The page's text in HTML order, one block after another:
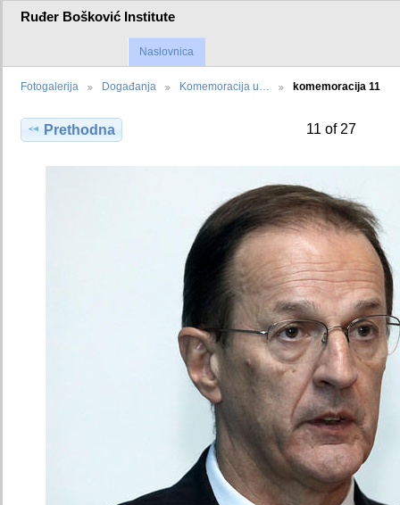
Ruđer Bošković Institute
Naslovnica
Fotogalerija Događanja Komemoracija u… komemoracija 11
Prethodna 11 of 27